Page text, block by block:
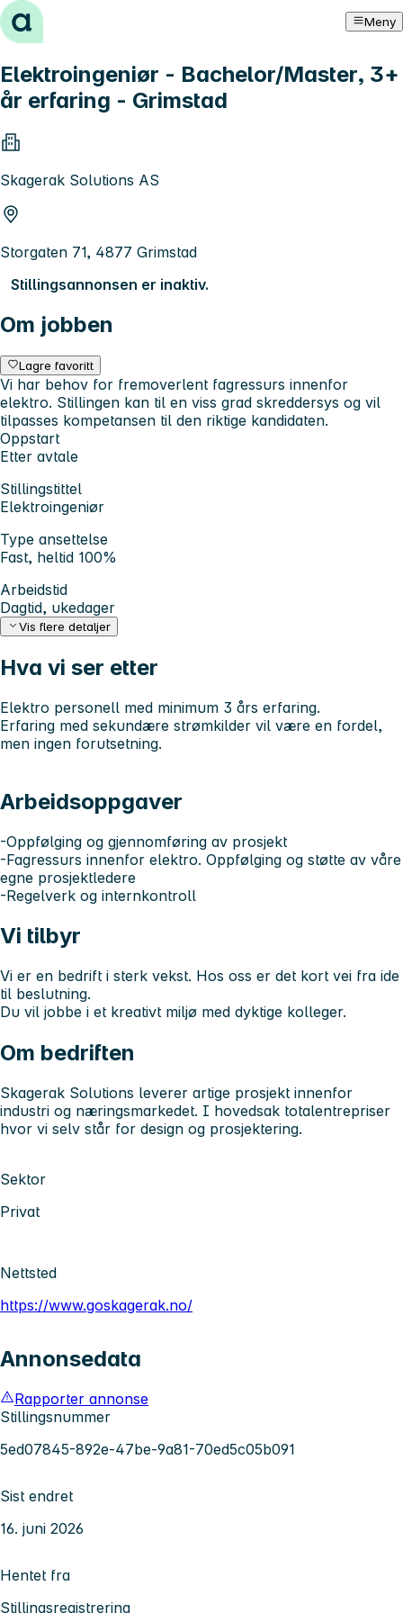
Hopp til innhold Meny
Elektroingeniør - Bachelor/Master, 3+
år erfaring - Grimstad
Skagerak Solutions AS
Storgaten 71, 4877 Grimstad
Stillingsannonsen er inaktiv.
Om jobben
Lagre favoritt
Vi har behov for fremoverlent fagressurs innenfor
elektro. Stillingen kan til en viss grad skreddersys og vil
tilpasses kompetansen til den riktige kandidaten.
Oppstart
Etter avtale
Stillingstittel
Elektroingeniør
Type ansettelse
Fast, heltid 100%
Arbeidstid
Dagtid, ukedager
Vis flere detaljer
Hva vi ser etter
Elektro personell med minimum 3 års erfaring.
Erfaring med sekundære strømkilder vil være en fordel,
men ingen forutsetning.
Arbeidsoppgaver
-Oppfølging og gjennomføring av prosjekt
-Fagressurs innenfor elektro. Oppfølging og støtte av våre
egne prosjektledere
-Regelverk og internkontroll
Vi tilbyr
Vi er en bedrift i sterk vekst. Hos oss er det kort vei fra ide
til beslutning.
Du vil jobbe i et kreativt miljø med dyktige kolleger.
Om bedriften
Skagerak Solutions leverer artige prosjekt innenfor
industri og næringsmarkedet. I hovedsak totalentrepriser
hvor vi selv står for design og prosjektering.
Sektor
Privat
Nettsted
https://www.goskagerak.no/
Annonsedata
Rapporter annonse
Stillingsnummer
5ed07845-892e-47be-9a81-70ed5c05b091
Sist endret
16. juni 2026
Hentet fra
Stillingsregistrering